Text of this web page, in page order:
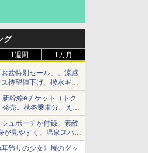
グ
1週間 1カ月
盆特別セール」。涼感
待望値下げ、撥水ギア
幹線eチケット（トク
売。秋冬乗車分、えき
シュポーチが付録、素敵
が見やすく、温泉スパに
飾りの少女》展のグッ